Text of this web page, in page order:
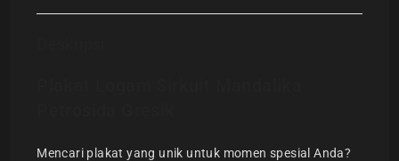
Mencari plakat yang unik untuk momen spesial Anda?